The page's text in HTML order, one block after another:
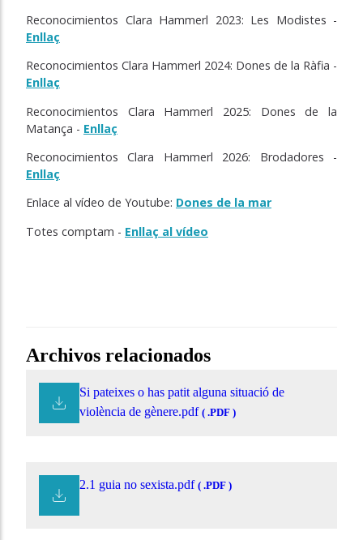
Reconocimientos Clara Hammerl 2023: Les Modistes -
Enllaç
Reconocimientos Clara Hammerl 2024: Dones de la Ràfia -
Enllaç
Reconocimientos Clara Hammerl 2025: Dones de la
Matança - Enllaç
Reconocimientos Clara Hammerl 2026: Brodadores -
Enllaç
Enlace al vídeo de Youtube: Dones de la mar
Totes comptam - Enllaç al vídeo
Archivos relacionados
Si pateixes o has patit alguna situació de
violència de gènere.pdf ( .PDF )
2.1 guia no sexista.pdf ( .PDF )